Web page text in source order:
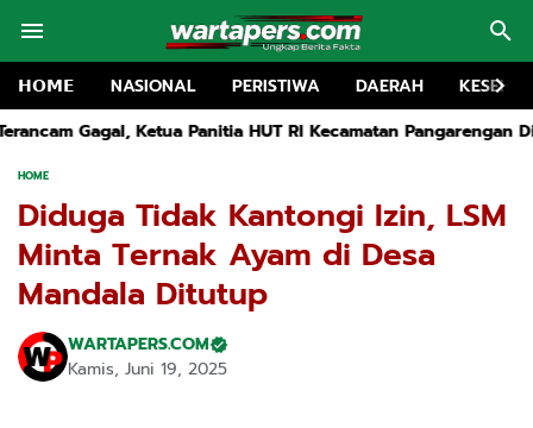
𝗛𝗢𝗠𝗘 NASIONAL PERISTIWA DAERAH
HUT RI Kecamatan Pangarengan Dikabarkan Mundur
HOME
Diduga Tidak Kantongi Izin, LSM
Minta Ternak Ayam di Desa
Mandala Ditutup
WARTAPERS.COM
Kamis, Juni 19, 2025